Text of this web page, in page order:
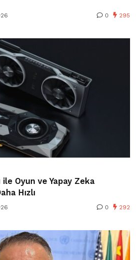
0 295
Oyun ve Yapay Zeka
Hızlı
0 292